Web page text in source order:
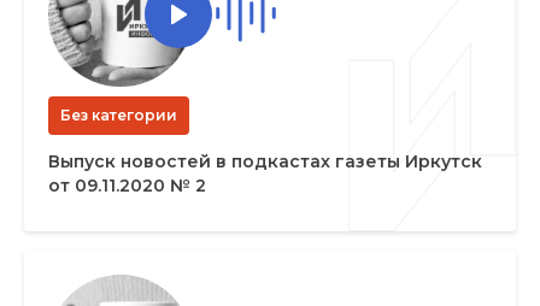
Без категории
Выпуск новостей в подкастах газеты Иркутск
от 09.11.2020 № 2